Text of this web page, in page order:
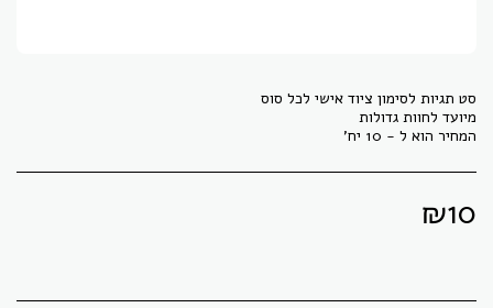
המחיר הוא ל - 10 יח'
₪10